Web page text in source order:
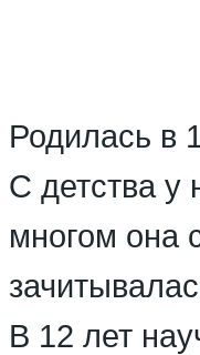
Родилась в
С детства у
многом она
В 12 лет